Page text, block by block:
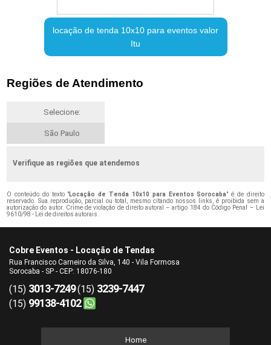
locação de tenda 10x10 para eventos valor
Itu
Regiões de Atendimento
Selecione:
São Paulo
Verifique as regiões que atendemos
O conteúdo do texto "Locação de Tenda 10x10 para Eventos Sorocaba" é de direito
reservado. Sua reprodução, parcial ou total, mesmo citando nossos links, é proibida sem a
autorização do autor. Crime de violação de direito autoral – artigo 184 do Código Penal –
Lei
9610/98 - Lei de direitos autorais
Cobre Eventos - Locação de Tendas
Rua Francisco Carneiro da Silva, 140 - Vila Formosa
Sorocaba - SP - CEP: 18076-180
(15) 3013-7249(15) 3239-7447
(15) 99138-4102
Home